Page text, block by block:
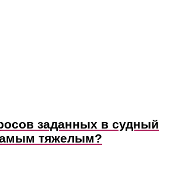
заданных в судный
тяжелым?